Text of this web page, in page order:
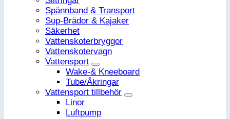
Spännband & Transport
Sup-Brädor & Kajaker
Säkerhet
Vattenskoterbryggor
Vattenskotervagn
Vattensport
Wake-& Kneeboard
Tube/Åkringar
Vattensport tillbehör
Linor
Luftpump